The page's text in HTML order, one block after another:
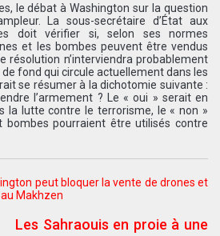
le débat à Washington sur la question
La sous-secrétaire d’État aux
doit vérifier si, selon ses normes
et les bombes peuvent être vendus
résolution n’interviendra probablement
fond qui circule actuellement dans les
se résumer à la dichotomie suivante :
l’armement ? Le « oui » serait en
la lutte contre le terrorisme, le « non »
bombes pourraient être utilisés contre
peut bloquer la vente de drones et
Makhzen
en proie à une